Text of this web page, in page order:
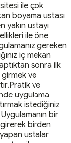
ile çok
boyama ustası
yakın ustayı
ile öne
gereken
iç mekan
sonra ilk
girmek ve
ve
uygulama
istediğiniz
bir
birden
ustalar